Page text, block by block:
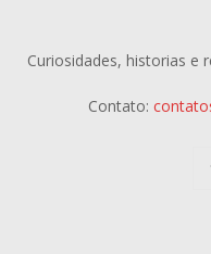
Curiosidades, historias e
Contato: